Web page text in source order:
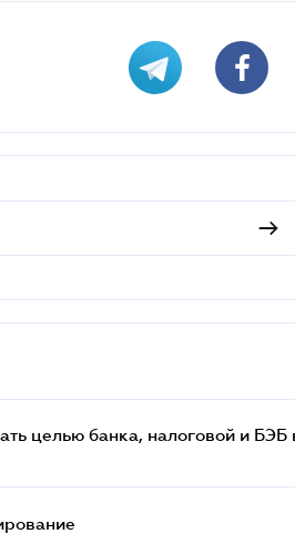
целью банка, налоговой и БЭБ